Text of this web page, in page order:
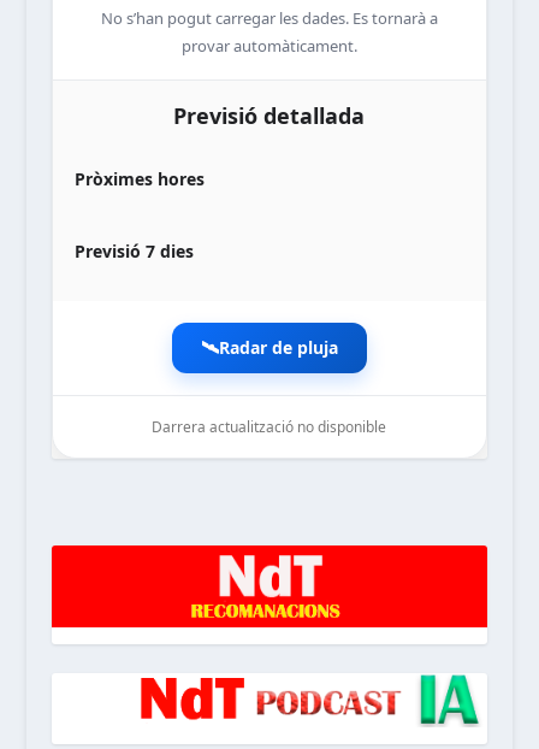
No s’han pogut carregar les dades. Es tornarà a
provar automàticament.
Previsió detallada
Pròximes hores
Previsió 7 dies
🛰️Radar de pluja
Darrera actualització no disponible